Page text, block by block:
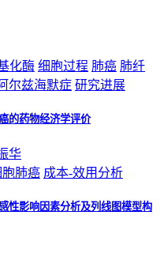
化酶 细胞过程 肺癌 肺纤
尔兹海默症 研究进展
的药物经济学评价
华
胞肺癌 成本-效用分析
性影响因素分析及列线图模型构